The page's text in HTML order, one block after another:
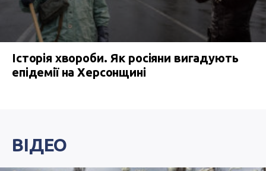
Історія хвороби. Як росіяни вигадують
епідемії на Херсонщині
ВІДЕО